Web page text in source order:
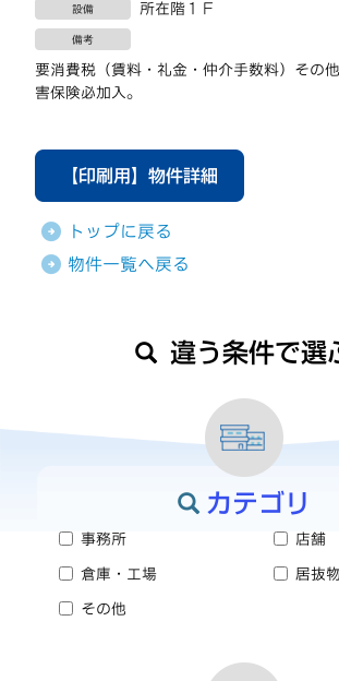
設備 所在階１Ｆ
備考
要消費税（賃料・礼金・仲介手数料）その
害保険必加入。
【印刷用】物件詳細
トップに戻る
物件一覧へ戻る
違う条件で選
カテゴリ
事務所 店舗
倉庫・工場 居抜
その他